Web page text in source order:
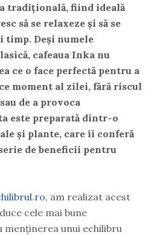
tradițională, fiind ideală
să se relaxeze și să se
timp. Deși numele
cafeaua Inka nu
ce o face perfectă pentru a
moment al zilei, fără riscul
de a provoca
este preparată dintr-o
și plante, care îi conferă
de beneficii pentru
, am realizat acest
cele mai bune
unui echilibru